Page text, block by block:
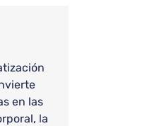
en las
la